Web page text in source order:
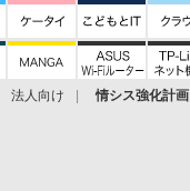
法人向け 情シス強化計画